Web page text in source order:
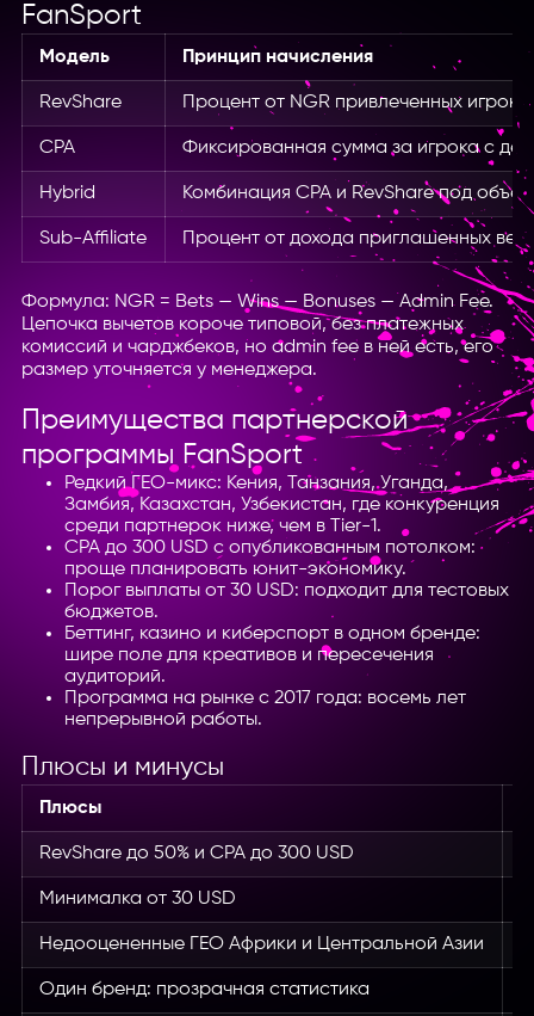
FanSport
Модель Принцип начисления
RevShare Процент от NGR привлеченных
CPA Фиксированная сумма за игрока с
Hybrid Комбинация CPA и RevShare под объем
Sub-Affiliate Процент от дохода приглашенных
Формула: NGR = Bets — Wins — Bonuses — Admin Fee.
Цепочка вычетов короче типовой, без платежных
комиссий и чарджбеков, но admin fee в ней есть, его
размер уточняется у менеджера.
Преимущества партнерской
программы FanSport
Редкий ГЕО-микс: Кения, Танзания, Уганда,
Замбия, Казахстан, Узбекистан, где конкуренция
среди партнерок ниже, чем в Tier-1.
CPA до 300 USD с опубликованным потолком:
проще планировать юнит-экономику.
Порог выплаты от 30 USD: подходит для тестовых
бюджетов.
Беттинг, казино и киберспорт в одном бренде:
шире поле для креативов и пересечения
аудиторий.
Программа на рынке с 2017 года: восемь лет
непрерывной работы.
Плюсы и минусы
Плюсы
RevShare до 50% и CPA до 300 USD
Минималка от 30 USD
Недооцененные ГЕО Африки и Центральной Азии
Один бренд: прозрачная статистика